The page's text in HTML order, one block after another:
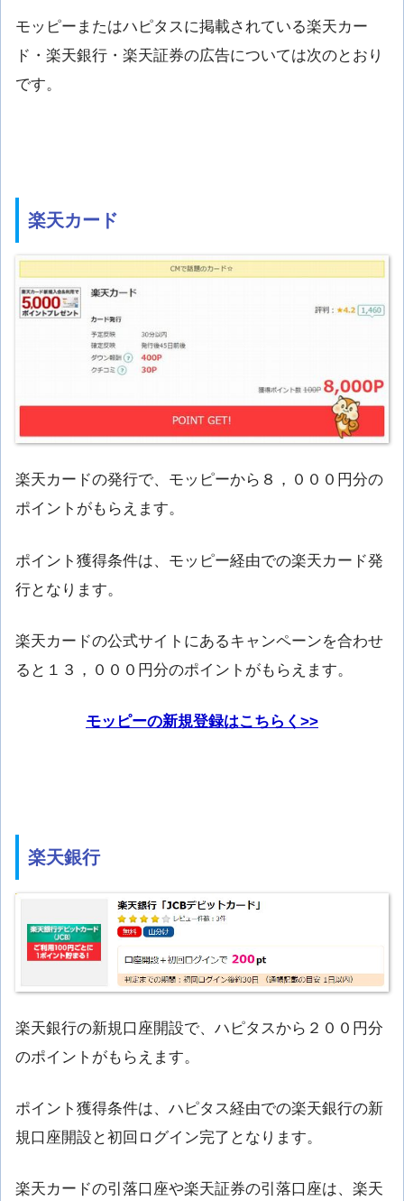
モッピーまたはハピタスに掲載されている楽天カー
ド・楽天銀行・楽天証券の広告については次のとおり
です。
楽天カード
楽天カードの発行で、モッピーから８，０００円分の
ポイントがもらえます。
ポイント獲得条件は、モッピー経由での楽天カード発
行となります。
楽天カードの公式サイトにあるキャンペーンを合わせ
ると１３，０００円分のポイントがもらえます。
モッピーの新規登録はこちらく>>
楽天銀行
楽天銀行の新規口座開設で、ハピタスから２００円分
のポイントがもらえます。
ポイント獲得条件は、ハピタス経由での楽天銀行の新
規口座開設と初回ログイン完了となります。
楽天カードの引落口座や楽天証券の引落口座は、楽天